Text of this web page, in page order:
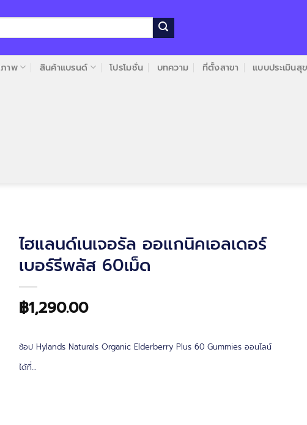
าพ สินค้าแบรนด์ โปรโมชั่น บทความ ที่ตั้งสาขา แบบประเมินสุ
ไฮแลนด์เนเจอรัล ออแกนิคเอลเดอร์
เบอร์รีพลัส 60เม็ด
฿1,290.00
ช้อป Hylands Naturals Organic Elderberry Plus 60 Gummies ออนไลน์
ได้ที่…